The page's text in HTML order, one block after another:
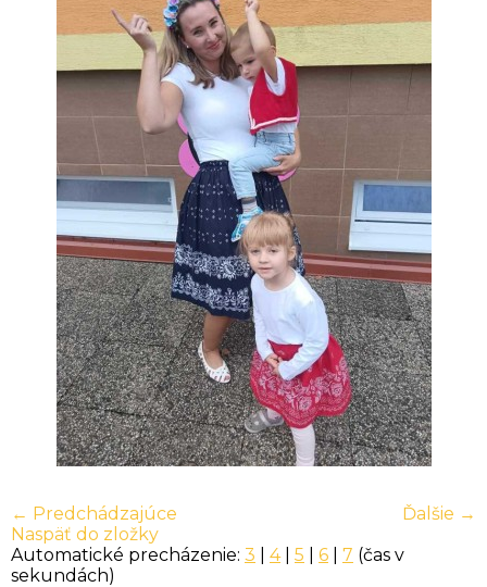
← Predchádzajúce
Ďalšie →
Naspäť do zložky
Automatické precházenie: 3 4| 5 6 7 (čas v
sekundách)